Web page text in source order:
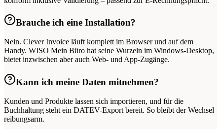
Brauche ich eine Installation?
Nein. Clever Invoice läuft komplett im Browser und auf dem
Handy. WISO Mein Büro hat seine Wurzeln im Windows-Desktop,
bietet inzwischen aber auch Web- und App-Zugänge.
Kann ich meine Daten mitnehmen?
Kunden und Produkte lassen sich importieren, und für die
Buchhaltung steht ein DATEV-Export bereit. So bleibt der Wechsel
reibungsarm.